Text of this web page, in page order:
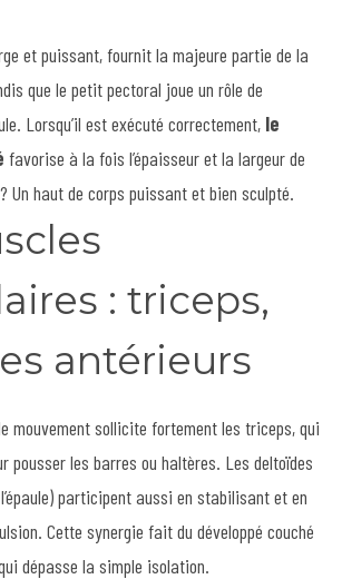
et puissant, fournit la majeure partie de la
que le petit pectoral joue un rôle de
Lorsqu’il est exécuté correctement, le
favorise à la fois l’épaisseur et la largeur de
Un haut de corps puissant et bien sculpté.
: triceps,
antérieurs
mouvement sollicite fortement les triceps, qui
pousser les barres ou haltères. Les deltoïdes
participent aussi en stabilisant et en
Cette synergie fait du développé couché
dépasse la simple isolation.